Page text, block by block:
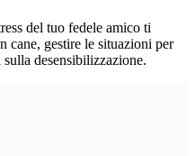
del tuo fedele amico ti
cane, gestire le situazioni per
desensibilizzazione.